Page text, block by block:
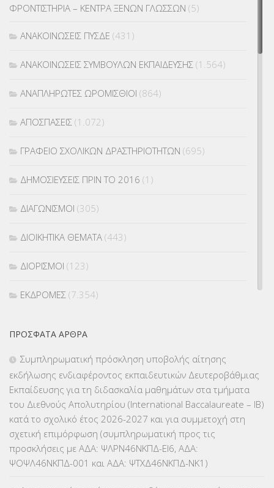
ΦΡΟΝΤΙΣΤΗΡΙΑ – ΚΕΝΤΡΑ ΞΕΝΩΝ ΓΛΩΣΣΩΝ (5)
ΑΝΑΚΟΙΝΩΣΕΙΣ ΠΥΣΔΕ (431)
ΑΝΑΚΟΙΝΩΣΕΙΣ ΣΥΜΒΟΥΛΩΝ ΕΚΠΑΙΔΕΥΣΗΣ (1.564)
ΑΝΑΠΛΗΡΩΤΕΣ ΩΡΟΜΙΣΘΙΟΙ (864)
ΑΠΟΣΠΑΣΕΙΣ (1.072)
ΓΡΑΦΕΙΟ ΣΧΟΛΙΚΩΝ ΔΡΑΣΤΗΡΙΟΤΗΤΩΝ (695)
ΔΗΜΟΣΙΕΥΣΕΙΣ ΠΡΙΝ ΤΟ 2016 (1)
ΔΙΑΓΩΝΙΣΜΟΙ (305)
ΔΙΟΙΚΗΤΙΚΑ ΘΕΜΑΤΑ (443)
ΔΙΟΡΙΣΜΟΙ (123)
ΕΚΔΡΟΜΕΣ (7.354)
ΕΠΙΜΟΡΦΩΣΗ Τ.Π.Ε.(10)
ΕΥΡΩΠΑΪΚΑ ΠΡΟΓΡΑΜΜΑΤΑ(230)
ΚΕΣΥ (60)
ΚΕΣΥΠ(109)
ΠΡΌΣΦΑΤΑ ΆΡΘΡΑ
Συμπληρωματική πρόσκληση υποβολής αίτησης
εκδήλωσης ενδιαφέροντος εκπαιδευτικών Δευτεροβάθμιας
Εκπαίδευσης για τη διδασκαλία μαθημάτων στα τμήματα
του Διεθνούς Απολυτηρίου (International Baccalaureate – IB)
κατά το σχολικό έτος 2026-2027 και για συμμετοχή στη
σχετική επιμόρφωση (συμπληρωματική προς τις
προσκλήσεις με ΑΔΑ: ΨΛΡΝ46ΝΚΠΔ-ΕΙ6, ΑΔΑ:
ΨΟΨΛ46ΝΚΠΔ-001 και ΑΔΑ: ΨΤΧΔ46ΝΚΠΔ-ΝΚ1)